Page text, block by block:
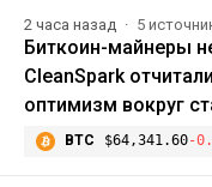
2 часа назад 5
Биткоин-майнеры
CleanSpark
оптимизм вокруг
BTC $64,341.60-